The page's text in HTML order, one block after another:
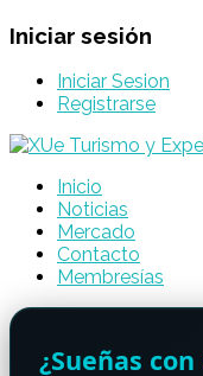
Iniciar sesión
Iniciar Sesion
Registrarse
Inicio
Noticias
Mercado
Contacto
Membresías
¿Sueñas